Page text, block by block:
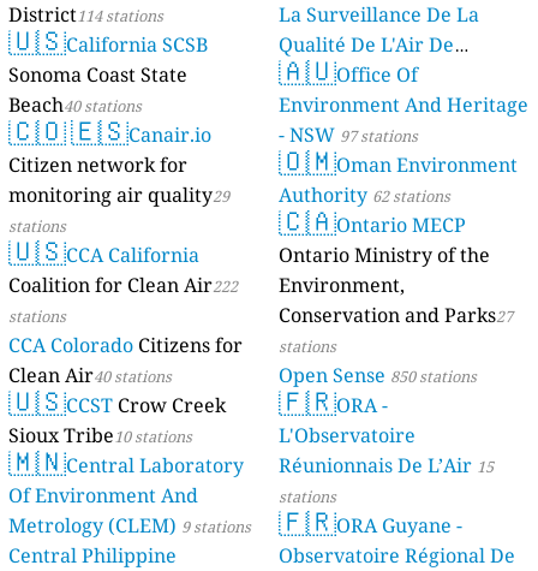
District114 stations
🇺🇸California SCSB
Sonoma Coast State
Beach40 stations
🇨🇴🇪🇸Canair.io
Citizen network for
monitoring air quality29
stations
🇺🇸CCA California
Coalition for Clean Air222
stations
CCA Colorado Citizens for
Clean Air40 stations
🇺🇸CCST Crow Creek
Sioux Tribe10 stations
🇲🇳Central Laboratory
Of Environment And
Metrology (CLEM) 9 stations
Central Philippine
La Surveillance De La
Qualité De L'Air De
Mayotte 4 stations
🇦🇺Office Of
Environment And Heritage
- NSW 97 stations
🇴🇲Oman Environment
Authority 62 stations
🇨🇦Ontario MECP
Ontario Ministry of the
Environment,
Conservation and Parks27
stations
Open Sense 850 stations
🇫🇷ORA -
L'Observatoire
Réunionnais De L’Air 15
stations
🇫🇷ORA Guyane -
Observatoire Régional De